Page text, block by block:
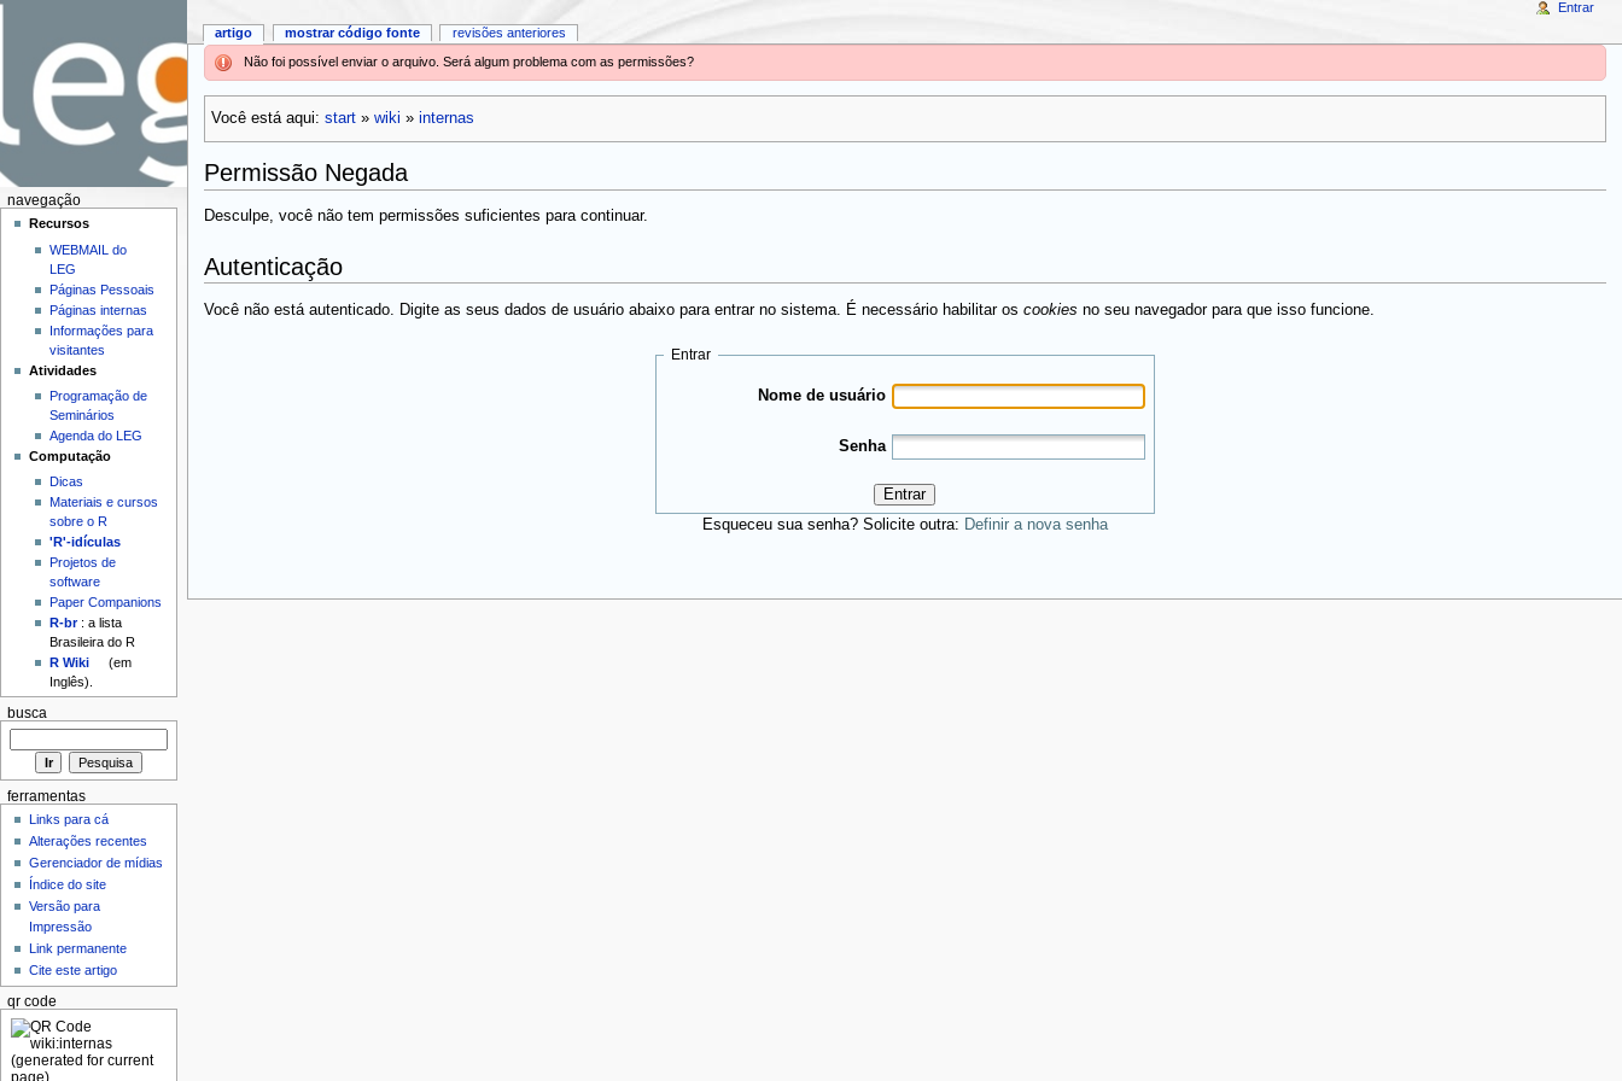
Não foi possível enviar o arquivo. Será algum problema com as permissões?
Você está aqui: start» wiki » internas
Permissão Negada
Desculpe, você não tem permissões suficientes para continuar.
Autenticação
Você não está autenticado. Digite as seus dados de usuário abaixo para entrar no sistema. É necessário habilitar os cookies no seu navegador para que isso funcione.
Entrar
Nome de usuário
Senha
Entrar
Esqueceu sua senha? Solicite outra: Definir a nova senha
artigo mostrar código fonte revisões anteriores
Entrar
navegação
Recursos
WEBMAIL do
LEG
Páginas Pessoais
Páginas internas
Informações para
visitantes
Atividades
Programação de
Seminários
Agenda do LEG
Computação
Dicas
Materiais e cursos
sobre o R
'R'-idículas
Projetos de
software
Paper Companions
R-br: a lista
Brasileira do R
R Wiki
(em
Inglês).
busca
ferramentas
Links para cá
Alterações recentes
Gerenciador de mídias
Índice do site
Versão para
Impressão
Link permanente
Cite este artigo
qr code